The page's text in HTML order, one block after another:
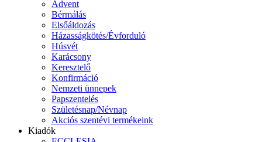
Advent
Bérmálás
Elsőáldozás
Házasságkötés/Évforduló
Húsvét
Karácsony
Keresztelő
Konfirmáció
Nemzeti ünnepek
Papszentelés
Születésnap/Névnap
Akciós szentévi termékeink
Kiadók